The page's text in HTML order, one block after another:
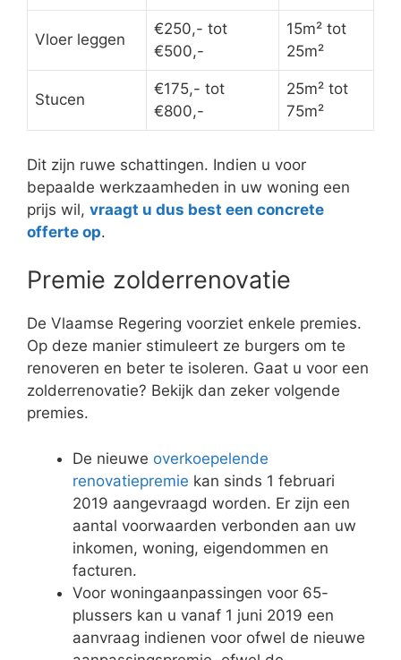
Vloer leggen
€250,- tot
€500,-
15m² tot
25m²
Stucen
€175,- tot
€800,-
25m² tot
75m²
Dit zijn ruwe schattingen. Indien u voor
bepaalde werkzaamheden in uw woning een
prijs wil, vraagt u dus best een concrete
offerte op.
Premie zolderrenovatie
De Vlaamse Regering voorziet enkele premies.
Op deze manier stimuleert ze burgers om te
renoveren en beter te isoleren. Gaat u voor een
zolderrenovatie? Bekijk dan zeker volgende
premies.
De nieuwe overkoepelende
renovatiepremie kan sinds 1 februari
2019 aangevraagd worden. Er zijn een
aantal voorwaarden verbonden aan uw
inkomen, woning, eigendommen en
facturen.
Voor woningaanpassingen voor 65-
plussers kan u vanaf 1 juni 2019 een
aanvraag indienen voor ofwel de nieuwe